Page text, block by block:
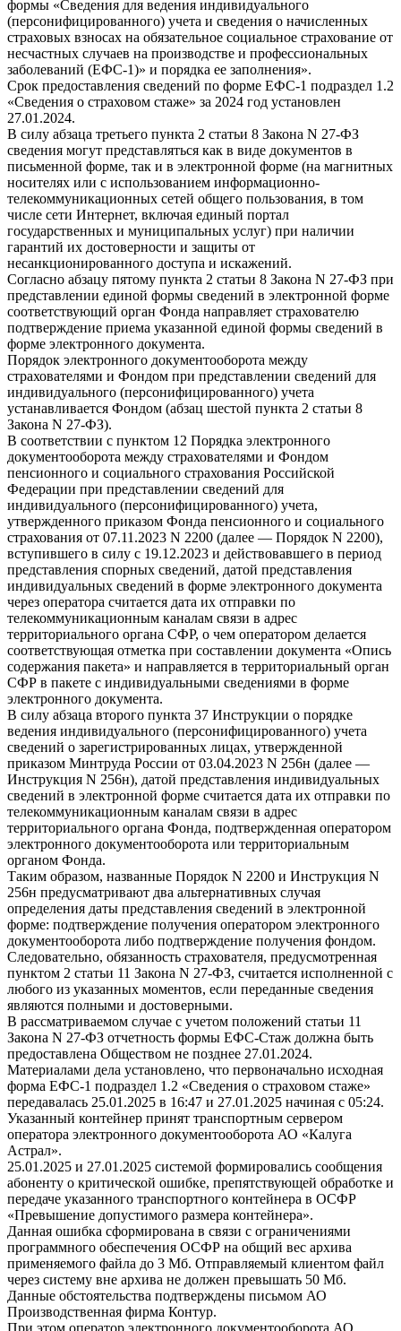
формы «Сведения для ведения индивидуального
(персонифицированного) учета и сведения о начисленных
страховых взносах на обязательное социальное страхование от
несчастных случаев на производстве и профессиональных
заболеваний (ЕФС-1)» и порядка ее заполнения».
Срок предоставления сведений по форме ЕФС-1 подраздел 1.2
«Сведения о страховом стаже» за 2024 год установлен
27.01.2024.
В силу абзаца третьего пункта 2 статьи 8 Закона N 27-ФЗ
сведения могут представляться как в виде документов в
письменной форме, так и в электронной форме (на магнитных
носителях или с использованием информационно-
телекоммуникационных сетей общего пользования, в том
числе сети Интернет, включая единый портал
государственных и муниципальных услуг) при наличии
гарантий их достоверности и защиты от
несанкционированного доступа и искажений.
Согласно абзацу пятому пункта 2 статьи 8 Закона N 27-ФЗ при
представлении единой формы сведений в электронной форме
соответствующий орган Фонда направляет страхователю
подтверждение приема указанной единой формы сведений в
форме электронного документа.
Порядок электронного документооборота между
страхователями и Фондом при представлении сведений для
индивидуального (персонифицированного) учета
устанавливается Фондом (абзац шестой пункта 2 статьи 8
Закона N 27-ФЗ).
В соответствии с пунктом 12 Порядка электронного
документооборота между страхователями и Фондом
пенсионного и социального страхования Российской
Федерации при представлении сведений для
индивидуального (персонифицированного) учета,
утвержденного приказом Фонда пенсионного и социального
страхования от 07.11.2023 N 2200 (далее — Порядок N 2200),
вступившего в силу с 19.12.2023 и действовавшего в период
представления спорных сведений, датой представления
индивидуальных сведений в форме электронного документа
через оператора считается дата их отправки по
телекоммуникационным каналам связи в адрес
территориального органа СФР, о чем оператором делается
соответствующая отметка при составлении документа «Опись
содержания пакета» и направляется в территориальный орган
СФР в пакете с индивидуальными сведениями в форме
электронного документа.
В силу абзаца второго пункта 37 Инструкции о порядке
ведения индивидуального (персонифицированного) учета
сведений о зарегистрированных лицах, утвержденной
приказом Минтруда России от 03.04.2023 N 256н (далее —
Инструкция N 256н), датой представления индивидуальных
сведений в электронной форме считается дата их отправки по
телекоммуникационным каналам связи в адрес
территориального органа Фонда, подтвержденная оператором
электронного документооборота или территориальным
органом Фонда.
Таким образом, названные Порядок N 2200 и Инструкция N
256н предусматривают два альтернативных случая
определения даты представления сведений в электронной
форме: подтверждение получения оператором электронного
документооборота либо подтверждение получения фондом.
Следовательно, обязанность страхователя, предусмотренная
пунктом 2 статьи 11 Закона N 27-ФЗ, считается исполненной с
любого из указанных моментов, если переданные сведения
являются полными и достоверными.
В рассматриваемом случае с учетом положений статьи 11
Закона N 27-ФЗ отчетность формы ЕФС-Стаж должна быть
предоставлена Обществом не позднее 27.01.2024.
Материалами дела установлено, что первоначально исходная
форма ЕФС-1 подраздел 1.2 «Сведения о страховом стаже»
передавалась 25.01.2025 в 16:47 и 27.01.2025 начиная с 05:24.
Указанный контейнер принят транспортным сервером
оператора электронного документооборота АО «Калуга
Астрал».
25.01.2025 и 27.01.2025 системой формировались сообщения
абоненту о критической ошибке, препятствующей обработке и
передаче указанного транспортного контейнера в ОСФР
«Превышение допустимого размера контейнера».
Данная ошибка сформирована в связи с ограничениями
программного обеспечения ОСФР на общий вес архива
применяемого файла до 3 Мб. Отправляемый клиентом файл
через систему вне архива не должен превышать 50 Мб.
Данные обстоятельства подтверждены письмом АО
Производственная фирма Контур.
При этом оператор электронного документооборота АО